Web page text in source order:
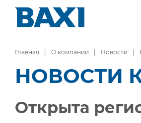
Главная О компании Новости
НОВОСТИ
Открыта